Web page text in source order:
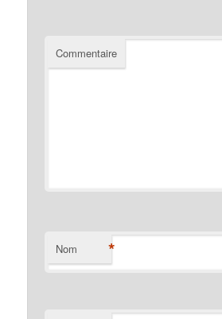
Commentaire
Nom *